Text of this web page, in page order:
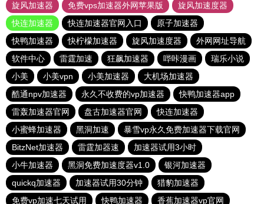
旋风加速器
免费vps加速器外网苹果版
旋风加速度器
快连加速器
快连加速器官网入口
原子加速器
快鸭加速器
快柠檬加速器 旋风加速度器
外网网址导航
软件中心
雷霆加速 狂飙加速器 哔咔漫画
瑞乐小说
小美
小美vpn 小美加速器
大机场加速器
酷通npv加速器
永久不收费的vp加速器
快鸭加速器app
雷轰加速器官网
盘古加速器官网
快连加速器
小蜜蜂加速器
黑洞加速
暴雪vp永久免费加速器下载官网
BitzNet加速器
雷霆加器速
加速器试用3小时
小牛加速器
黑洞免费加速度器v1.0
银河加速器
quickq加速器
加速器试用30分钟
猎豹加速器
免费vp加速七天试用
快鸭加速器 香蕉加速器vp官网